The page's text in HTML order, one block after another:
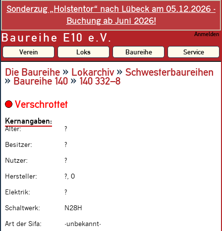
Sonderzug „Holstentor“ nach Lübeck am 05.12.2026 -
Buchung ab Juni 2026!
Baureihe E10 e.V. Anmelden
Verein Loks Baureihe Service
Die Baureihe » Lokarchiv» Schwesterbaureihen
»Baureihe 140 »140 332–8
Verschrottet
Kernangaben:
Alter: ?
Besitzer: ?
Nutzer: ?
Hersteller: ?, 0
Elektrik: ?
Schaltwerk: N28H
Art der Sifa: -unbekannt-